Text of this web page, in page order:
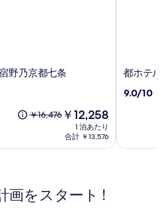
野乃京都七条
以
料
通
常
￥16,476現
の
￥12,258
1 泊あたり
合計 ￥13,576
都
テ
八
都ホテル
10
(1876)
9.0/10
画をスタート !